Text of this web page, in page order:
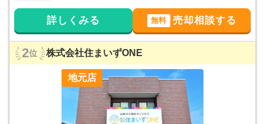
詳しくみる 無料 売却相談する
2位 株式会社住まいずONE
地元店